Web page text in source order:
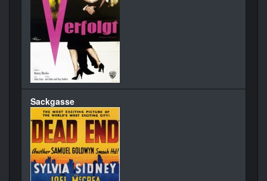
Sackgasse